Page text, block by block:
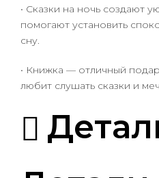
• Сказки на ночь создают
помогают установить
сну.
• Книжка — отличный
любит слушать сказки и